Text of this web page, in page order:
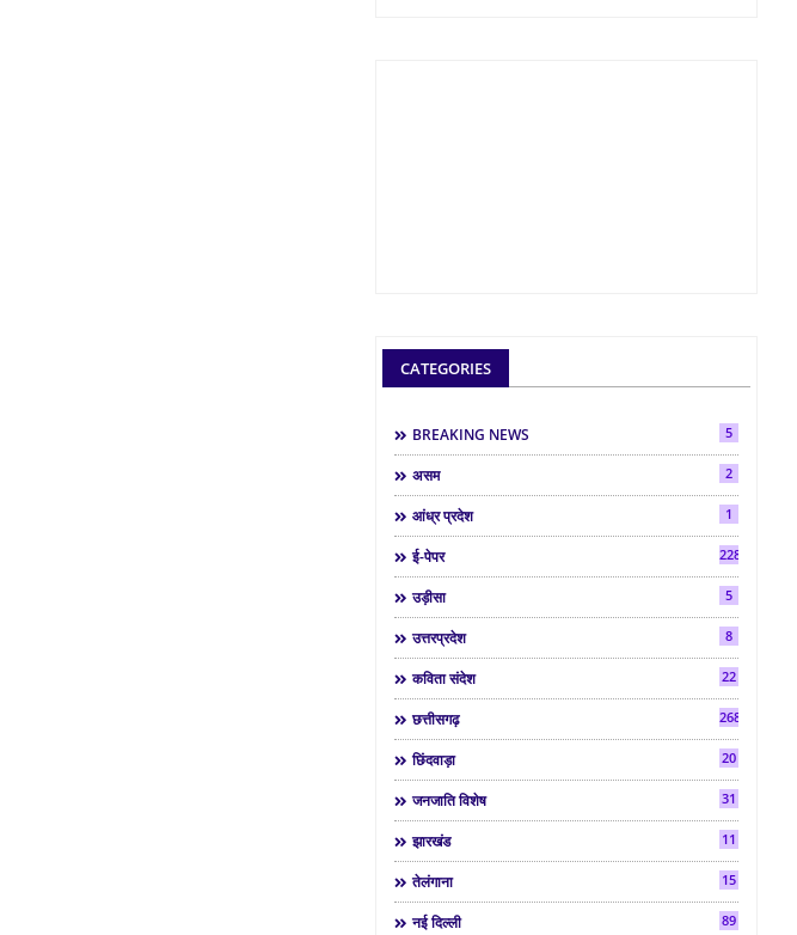
CATEGORIES
BREAKING NEWS 5
असम 2
आंध्र प्रदेश 1
ई-पेपर 2286
उड़ीसा 5
उत्तरप्रदेश 8
कविता संदेश 22
छत्तीसगढ़ 268
छिंदवाड़ा 20
जनजाति विशेष 31
झारखंड 11
तेलंगाना 15
नई दिल्ली 89